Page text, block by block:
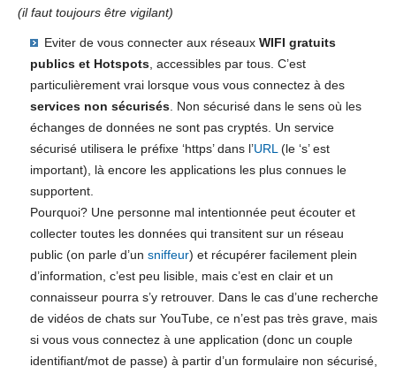
(il faut toujours être vigilant)
Eviter de vous connecter aux réseaux WIFI gratuits
publics et Hotspots, accessibles par tous. C’est
particulièrement vrai lorsque vous vous connectez à des
services non sécurisés. Non sécurisé dans le sens où les
échanges de données ne sont pas cryptés. Un service
sécurisé utilisera le préfixe ‘https’ dans l’URL (le ‘s’ est
important), là encore les applications les plus connues le
supportent.
Pourquoi? Une personne mal intentionnée peut écouter et
collecter toutes les données qui transitent sur un réseau
public (on parle d’un sniffeur) et récupérer facilement plein
d’information, c’est peu lisible, mais c’est en clair et un
connaisseur pourra s’y retrouver. Dans le cas d’une recherche
de vidéos de chats sur YouTube, ce n’est pas très grave, mais
si vous vous connectez à une application (donc un couple
identifiant/mot de passe) à partir d’un formulaire non sécurisé,